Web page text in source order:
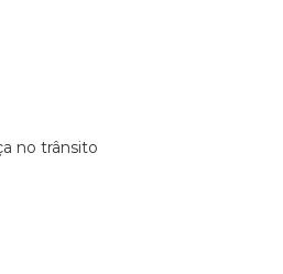
no trânsito